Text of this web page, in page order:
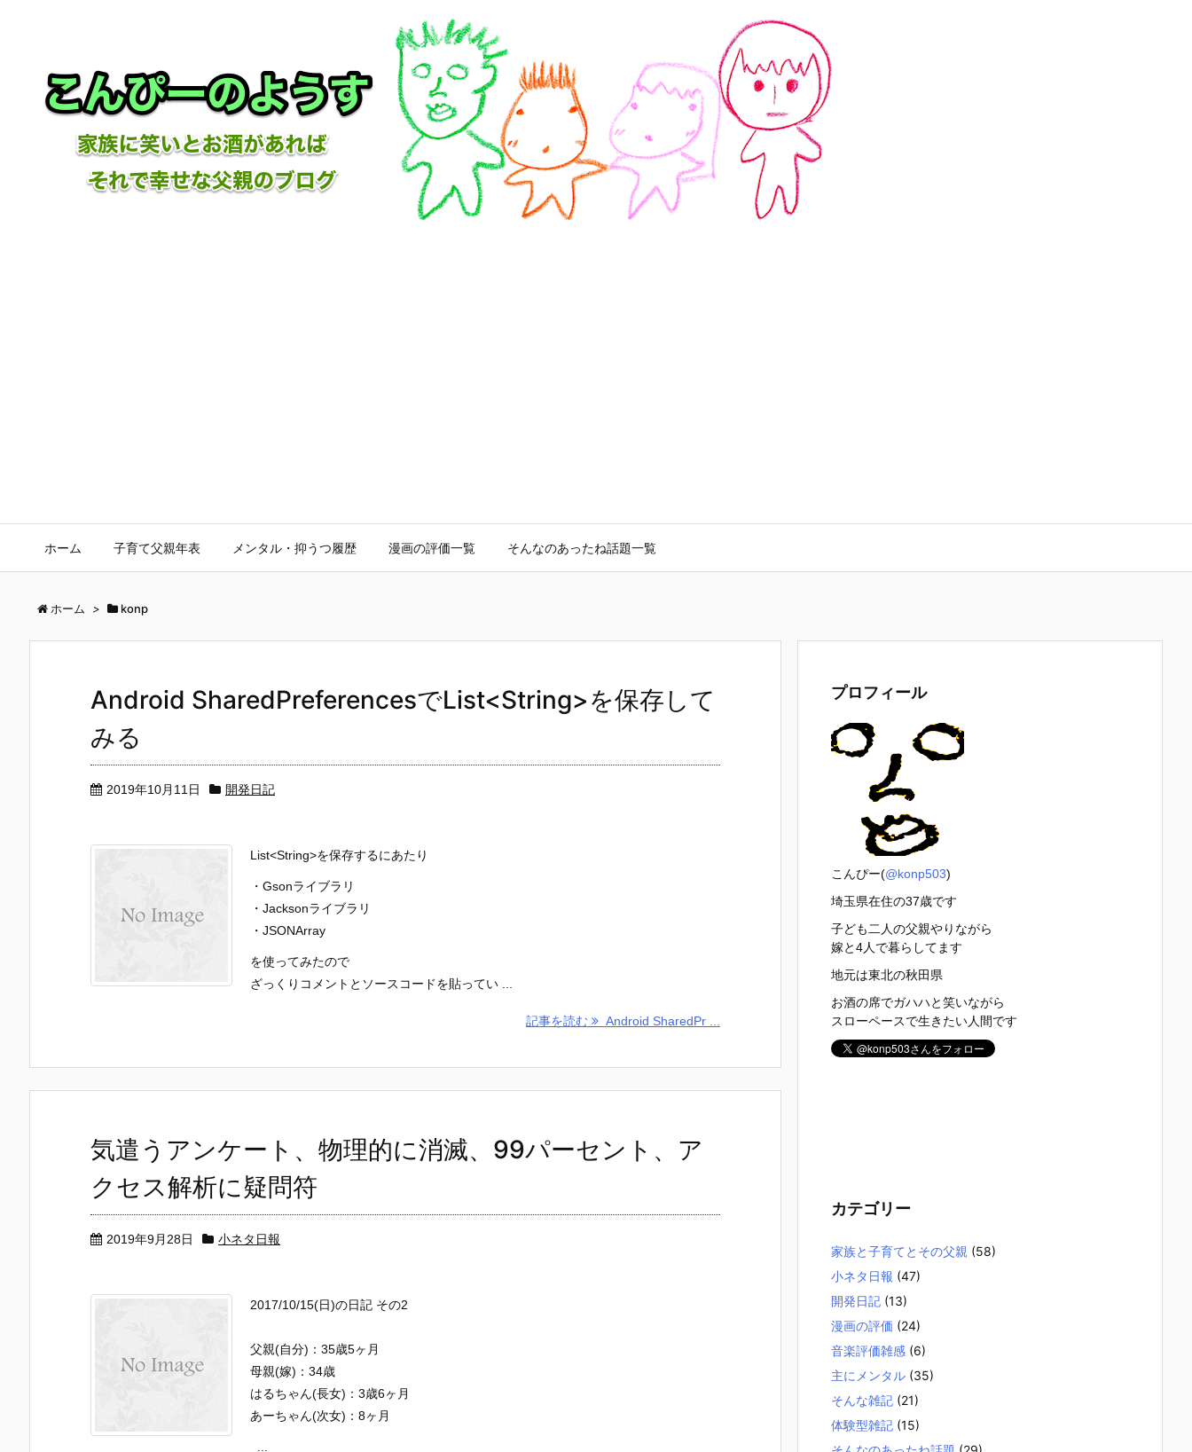
ホーム 子育て父親年表 メンタル・抑うつ履歴 漫画の評価一覧 そんなのあったね話題一覧
ホーム > konp
Android SharedPreferencesでList<String>を保存して
みる
2019年10月11日 開発日記
List<String>を保存するにあたり
・Gsonライブラリ
・Jacksonライブラリ
・JSONArray
を使ってみたので
ざっくりコメントとソースコードを貼ってい ...
記事を読む Android SharedPr ...
気遣うアンケート、物理的に消滅、99パーセント、ア
クセス解析に疑問符
2019年9月28日 小ネタ日報
2017/10/15(日)の日記 その2
父親(自分)：35歳5ヶ月
母親(嫁)：34歳
はるちゃん(長女)：3歳6ヶ月
あーちゃん(次女)：8ヶ月
プロフィール
こんぴー(@konp503)
埼玉県在住の37歳です
子ども二人の父親やりながら
嫁と4人で暮らしてます
地元は東北の秋田県
お酒の席でガハハと笑いながら
スローペースで生きたい人間です
カテゴリー
家族と子育てとその父親 (58)
小ネタ日報 (47)
開発日記 (13)
漫画の評価 (24)
音楽評価雑感 (6)
主にメンタル (35)
そんな雑記 (21)
体験型雑記 (15)